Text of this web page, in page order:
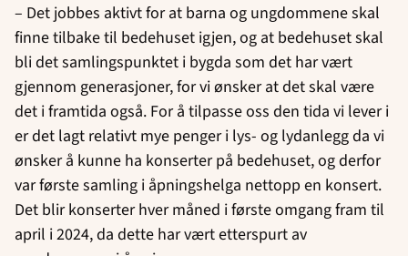
– Det jobbes aktivt for at barna og ungdommene skal
finne tilbake til bedehuset igjen, og at bedehuset skal
bli det samlingspunktet i bygda som det har vært
gjennom generasjoner, for vi ønsker at det skal være
det i framtida også. For å tilpasse oss den tida vi lever i
er det lagt relativt mye penger i lys- og lydanlegg da vi
ønsker å kunne ha konserter på bedehuset, og derfor
var første samling i åpningshelga nettopp en konsert.
Det blir konserter hver måned i første omgang fram til
april i 2024, da dette har vært etterspurt av